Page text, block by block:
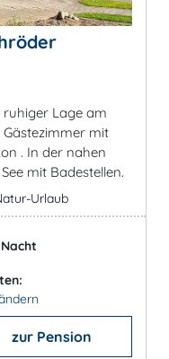
ruhiger Lage am
mit
. In der nahen
mit Badestellen.
Urlaub
zur Pension